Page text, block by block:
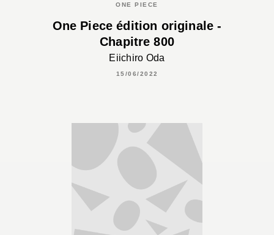
ONE PIECE
One Piece édition originale -
Chapitre 800
Eiichiro Oda
15/06/2022